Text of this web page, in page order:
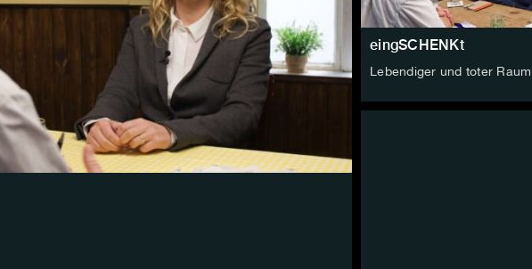
eingSCHENKt
Lebendiger und toter Raum